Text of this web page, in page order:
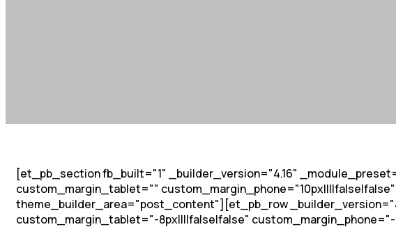
[et_pb_section fb_built="1" _builder_version="4.16"
custom_margin_tablet=""
theme_builder_area="post_content"][et_pb_row
custom_margin_tablet="-8px||||false|false"